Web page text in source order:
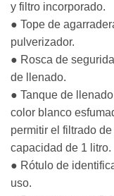
y filtro incorporado.
● Tope de
pulverizador.
● Rosca de
de llenado.
● Tanque de
color blanco
permitir el filtrado
capacidad de 1 litro.
● Rótulo de
uso.